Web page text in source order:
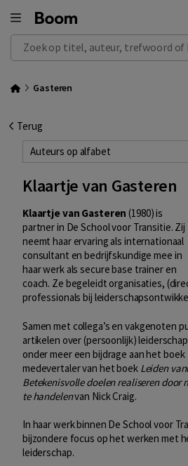
Zoek op titel, auteur, trefwoord of ISBN
Gasteren
Terug
Auteurs op alfabet
Klaartje van Gasteren
Klaartje van Gasteren (1980) is
partner in De School voor Transitie. Zij
neemt haar ervaring als internationaal
consultant en bedrijfskundige mee in
haar werk als secure base trainer en
coach. Ze begeleidt organisaties,
professionals bij
Samen met collega’s en vakgenoten
artikelen over (persoonlijk)
onder meer een bijdrage aan het boek
medevertaler van het boek Leiden
Betekenisvolle doelen realiseren door
te handelenvan Nick Craig.
In haar werk binnen De School voor
bijzondere focus op het werken met
leiderschap.